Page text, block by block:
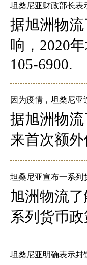
坦桑尼亚财政部长表
据旭洲物
响，2020
105-6900.
因为疫情，坦桑尼亚
据旭洲物
来首次额
坦桑尼亚宣布一系列
旭洲物流
系列货币
坦桑尼亚明确表示封